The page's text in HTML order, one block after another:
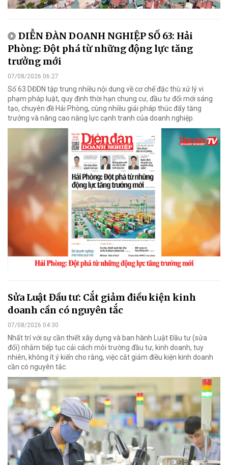
DIỄN ĐÀN DOANH NGHIỆP SỐ 63: Hải
Phòng: Đột phá từ những động lực tăng
trưởng mới
07/08/2026 06:27
Số 63 DĐDN tập trung nhiều nội dung về cơ chế đặc thù xử lý vi
phạm pháp luật, quy định thời hạn chung cư, đầu tư đổi mới sáng
tạo, chuyên đề Hải Phòng, cùng nhiều giải pháp thúc đẩy tăng
trưởng và nâng cao năng lực cạnh tranh của doanh nghiệp.
Sửa Luật Đầu tư: Cắt giảm điều kiện kinh
doanh cần có nguyên tắc
07/08/2026 04:30
Nhất trí với sự cần thiết xây dựng và ban hành Luật Đầu tư (sửa
đổi) nhằm tiếp tục cải cách môi trường đầu tư, kinh doanh, tuy
nhiên, không ít ý kiến cho rằng, việc cắt giảm điều kiện kinh doanh
cần có nguyên tắc.